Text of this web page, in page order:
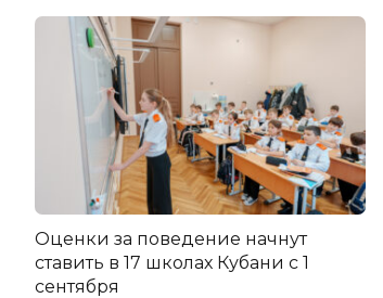
Оценки за поведение начнут
ставить в 17 школах Кубани с 1
сентября